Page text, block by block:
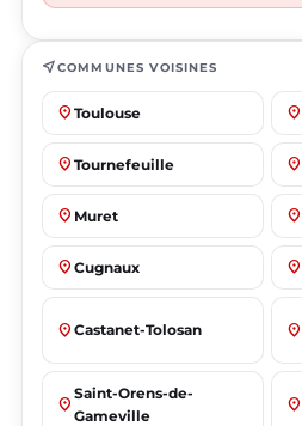
near_meCOMMUNES VOISINES
place Toulouse place
place Tournefeuille place
place Muret place
place Cugnaux place
place Castanet-Tolosan place
place
Saint-Orens-de-
Gameville
place